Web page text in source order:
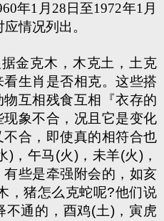
年1月28日至1972年1月
情况列出。
金克木，木克土，土克
生肖是否相克。这些搭
互相残食互相『衣存的
象不合，况且它是变化
合，即使真的相符合也
)，午马(火)，未羊(火)，
些是牵强附会的，如亥
，猪怎么克蛇呢?他们说
不通的，酉鸡(土)，寅虎